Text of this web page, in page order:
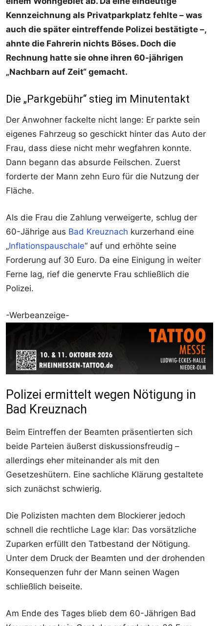
Kennzeichnung als Privatparkplatz fehlte – was
auch die später eintreffende Polizei bestätigte –,
ahnte die Fahrerin nichts Böses. Doch die
Rechnung hatte sie ohne ihren 60-jährigen
„Nachbarn auf Zeit“ gemacht.
Die „Parkgebühr“ stieg im Minutentakt
Der Anwohner fackelte nicht lange: Er parkte sein
eigenes Fahrzeug so geschickt hinter das Auto der
Frau, dass diese nicht mehr wegfahren konnte.
Dann begann das absurde Feilschen. Zuerst
forderte der Mann zehn Euro für die Nutzung der
Fläche.
Als die Frau die Zahlung verweigerte, schlug der
60-Jährige aus Bad Kreuznach kurzerhand eine
„Inflationspauschale“ auf und erhöhte seine
Forderung auf 30 Euro. Da eine Einigung in weiter
Ferne lag, rief die genervte Frau schließlich die
Polizei.
-Werbeanzeige-
Polizei ermittelt wegen Nötigung in
Bad Kreuznach
Beim Eintreffen der Beamten präsentierten sich
beide Parteien äußerst diskussionsfreudig –
allerdings eher miteinander als mit den
Gesetzeshütern. Eine sachliche Klärung gestaltete
sich zunächst schwierig.
Die Polizisten machten dem Blockierer jedoch
schnell die rechtliche Lage klar: Das vorsätzliche
Zuparken erfüllt den Tatbestand der Nötigung.
Unter dem Druck der Beamten und der drohenden
Konsequenzen fuhr der Mann seinen Wagen
schließlich beiseite.
Am Ende des Tages blieb dem 60-Jährigen Bad